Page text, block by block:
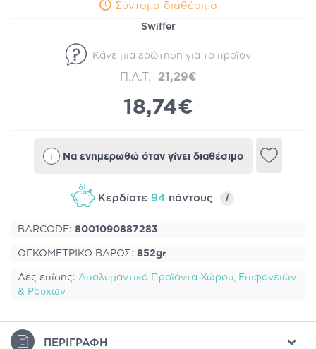
Σύντομα διαθέσιμο
Swiffer
Κάνε μία ερώτηση για το προϊόν
Π.Λ.Τ. 21,29€
18,74€
i Να ενημερωθώ όταν γίνει διαθέσιμο
Κερδίστε 94 πόντους i
BARCODE: 8001090887283
ΟΓΚΟΜΕΤΡΙΚΟ ΒΑΡΟΣ: 852gr
Δες επίσης: Απολυμαντικά Προϊόντα Χώρου, Επιφανειών
& Ρούχων
ΠΕΡΙΓΡΑΦΉ